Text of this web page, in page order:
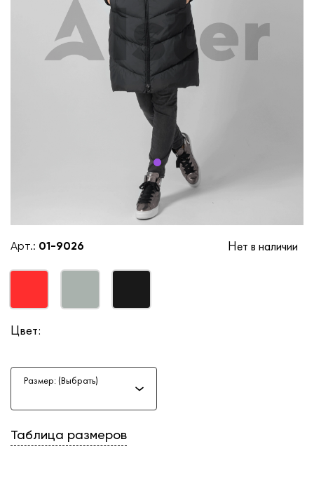
Арт.: 01-9026 Нет в наличии
Цвет:
Размер: (Выбрать)
Таблица размеров